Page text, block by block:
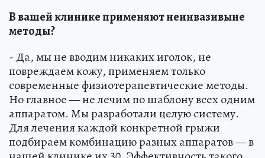
В вашей клинике применяют неинвазивыне
методы?
- Да, мы не вводим никаких иголок, не
повреждаем кожу, применяем только
современные физиотерапевтические методы.
Но главное — не лечим по шаблону всех одним
аппаратом. Мы разработали целую систему.
Для лечения каждой конкретной грыжи
подбираем комбинацию разных аппаратов — в